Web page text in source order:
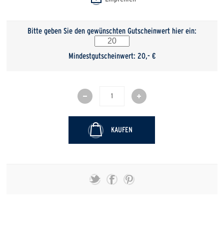
Bitte geben Sie den gewünschten Gutscheinwert hier ein:
Mindestgutscheinwert: 20,- €
KAUFEN